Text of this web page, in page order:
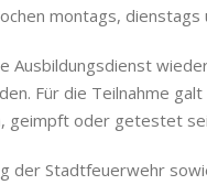
montags,
Ausbildungsdienst
Für die Teilnahme
geimpft oder getestet
der Stadtfeuerwehr